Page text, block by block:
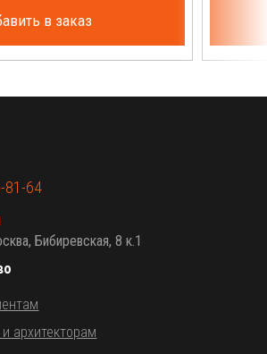
в заказ
архитекторам
81-64
Бибиревская, 8 к.1